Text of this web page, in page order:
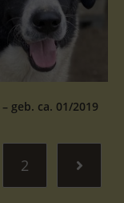
geb. ca. 01/2019
2